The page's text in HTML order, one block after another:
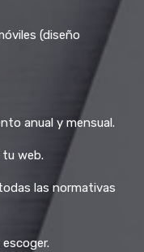
(diseño
anual y mensual.
web.
las normativas